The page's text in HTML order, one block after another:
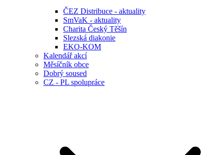
ČEZ Distribuce - aktuality
SmVaK - aktuality
Charita Český Těšín
Slezská diakonie
EKO-KOM
Kalendář akcí
Měsíčník obce
Dobrý soused
CZ - PL spolupráce